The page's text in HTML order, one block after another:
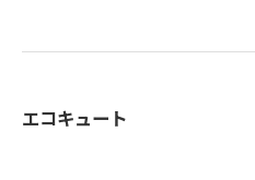
エコキュート